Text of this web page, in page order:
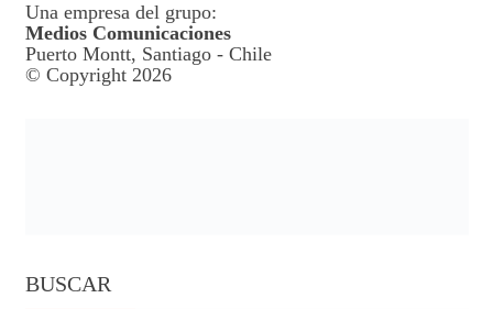
Una empresa del grupo:
Medios Comunicaciones
Puerto Montt, Santiago - Chile
© Copyright 2026
BUSCAR